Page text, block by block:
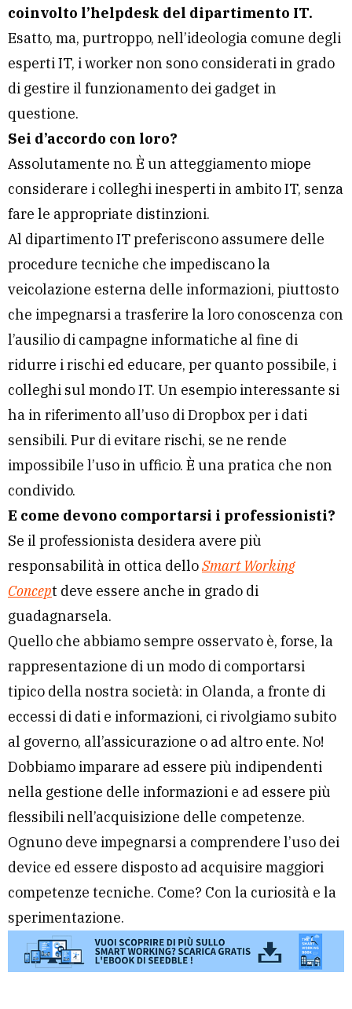
coinvolto l’helpdesk del dipartimento IT.
Esatto, ma, purtroppo, nell’ideologia comune degli
esperti IT, i worker non sono considerati in grado
di gestire il funzionamento dei gadget in
questione.
Sei d’accordo con loro?
Assolutamente no. È un atteggiamento miope
considerare i colleghi inesperti in ambito IT, senza
fare le appropriate distinzioni.
Al dipartimento IT preferiscono assumere delle
procedure tecniche che impediscano la
veicolazione esterna delle informazioni, piuttosto
che impegnarsi a trasferire la loro conoscenza con
l’ausilio di campagne informatiche al fine di
ridurre i rischi ed educare, per quanto possibile, i
colleghi sul mondo IT. Un esempio interessante si
ha in riferimento all’uso di Dropbox per i dati
sensibili. Pur di evitare rischi, se ne rende
impossibile l’uso in ufficio. È una pratica che non
condivido.
E come devono comportarsi i professionisti?
Se il professionista desidera avere più
responsabilità in ottica delloSmart Working
Concept deve essere anche in grado di
guadagnarsela.
Quello che abbiamo sempre osservato è, forse, la
rappresentazione di un modo di comportarsi
tipico della nostra società: in Olanda, a fronte di
eccessi di dati e informazioni, ci rivolgiamo subito
al governo, all’assicurazione o ad altro ente. No!
Dobbiamo imparare ad essere più indipendenti
nella gestione delle informazioni e ad essere più
flessibili nell’acquisizione delle competenze.
Ognuno deve impegnarsi a comprendere l’uso dei
device ed essere disposto ad acquisire maggiori
competenze tecniche. Come? Con la curiosità e la
sperimentazione.